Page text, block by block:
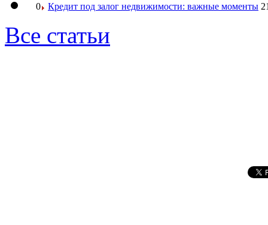
0 Кредит под залог недвижимости: важные моменты
Все статьи